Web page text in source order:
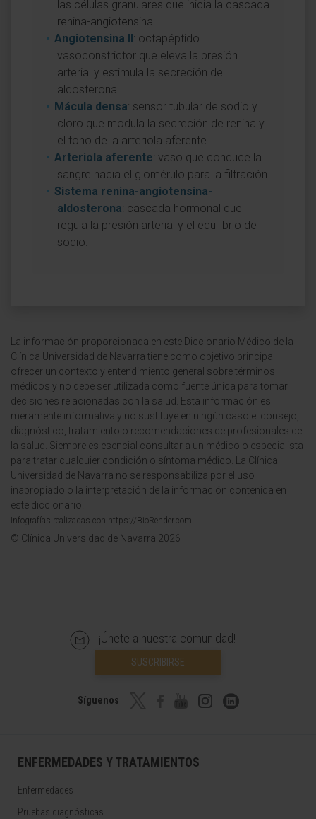
las células granulares que inicia la cascada
renina-angiotensina.
Angiotensina II: octapéptido
vasoconstrictor que eleva la presión
arterial y estimula la secreción de
aldosterona.
Mácula densa: sensor tubular de sodio y
cloro que modula la secreción de renina y
el tono de la arteriola aferente.
Arteriola aferente: vaso que conduce la
sangre hacia el glomérulo para la filtración.
Sistema renina-angiotensina-
aldosterona: cascada hormonal que
regula la presión arterial y el equilibrio de
sodio.
La información proporcionada en este Diccionario Médico de la
Clínica Universidad de Navarra tiene como objetivo principal
ofrecer un contexto y entendimiento general sobre términos
médicos y no debe ser utilizada como fuente única para tomar
decisiones relacionadas con la salud. Esta información es
meramente informativa y no sustituye en ningún caso el consejo,
diagnóstico, tratamiento o recomendaciones de profesionales de
la salud. Siempre es esencial consultar a un médico o especialista
para tratar cualquier condición o síntoma médico. La Clínica
Universidad de Navarra no se responsabiliza por el uso
inapropiado o la interpretación de la información contenida en
este diccionario.
Infografías realizadas con https://BioRender.com
© Clínica Universidad de Navarra 2026
¡Únete a nuestra comunidad!
SUSCRIBIRSE
Síguenos
ENFERMEDADES Y TRATAMIENTOS
Enfermedades
Pruebas diagnósticas